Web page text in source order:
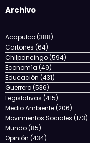
Archivo
Acapulco(388)
Cartones (64)
Chilpancingo(594)
Economía (49)
Educación (431)
Guerrero(536)
Legislativas (415)
Medio Ambiente(206)
Movimientos Sociales (173)
Mundo(85)
Opinión (434)